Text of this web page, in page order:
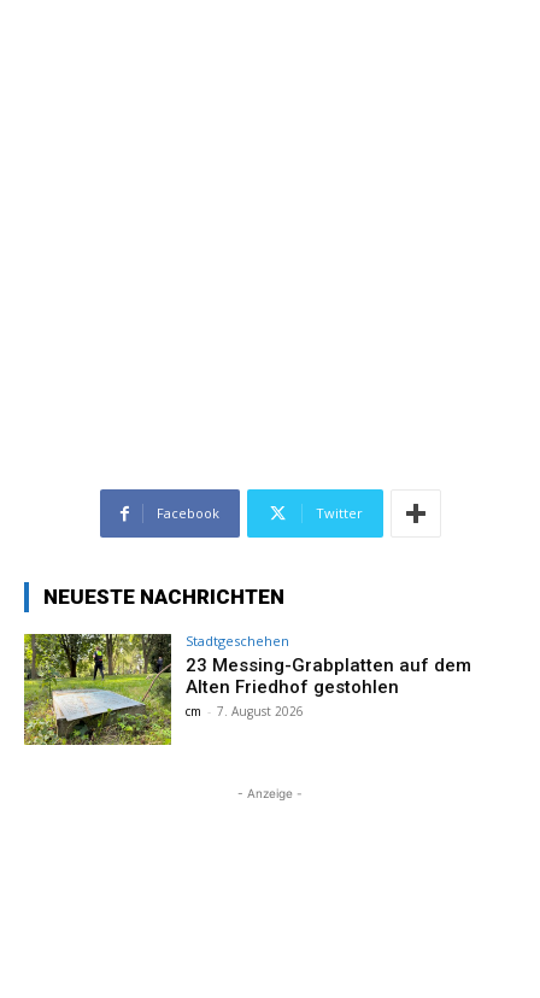
Facebook Twitter
NEUESTE NACHRICHTEN
Stadtgeschehen
23 Messing-Grabplatten auf dem
Alten Friedhof gestohlen
cm - 7. August 2026
- Anzeige -